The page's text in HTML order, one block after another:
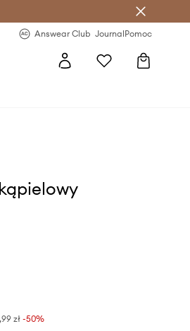
Answear Club JournalPomoc
zł -50%